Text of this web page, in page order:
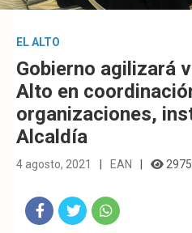
EL ALTO
Gobierno agilizará
Alto en
organizaciones,
Alcaldía
4 agosto, 2021 EAN 2975